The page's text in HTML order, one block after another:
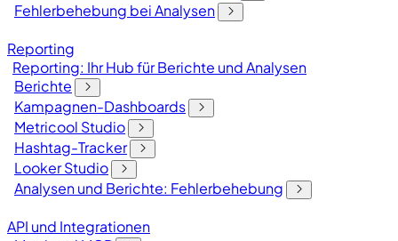
Fehlerbehebung bei Analysen
Reporting
Reporting: Ihr Hub für Berichte und Analysen
Berichte
Kampagnen-Dashboards
Metricool Studio
Hashtag-Tracker
Looker Studio
Analysen und Berichte: Fehlerbehebung
API und Integrationen